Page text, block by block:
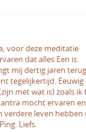
voor deze meditatie
dat alles Een is.
mij dertig jaren terug
tegelijkertijd. Eeuwig
met wat is) zoals ik
mocht ervaren
verdere leven hebben
Liefs.